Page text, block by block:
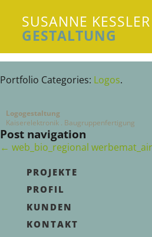
SUSANNE KESSLER
GESTALTUNG
Susanne Kessler
Portfolio Categories: Logos.
Logogestaltung
Kaiserelektronik . Baugruppenfertigung
Post navigation
← web_bio_regional
PROJEKTE
PROFIL
KUNDEN
KONTAKT